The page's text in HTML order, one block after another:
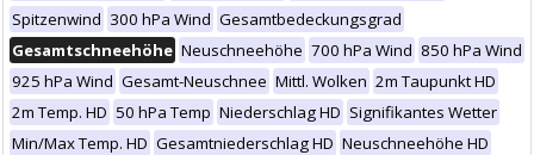
Spitzenwind 300 hPa Wind Gesamtbedeckungsgrad
Gesamtschneehöhe Neuschneehöhe 700 hPa Wind 850 hPa Wind
925 hPa Wind Gesamt-Neuschnee Mittl. Wolken 2m Taupunkt HD
2m Temp. HD 50 hPa Temp Niederschlag HD Signifikantes Wetter
Min/Max Temp. HD Gesamtniederschlag HD Neuschneehöhe HD